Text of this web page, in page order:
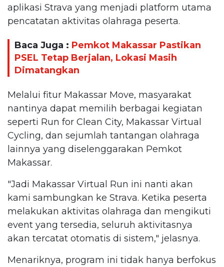
aplikasi Strava yang menjadi platform utama
pencatatan aktivitas olahraga peserta.
Baca Juga : Pemkot Makassar Pastikan
PSEL Tetap Berjalan, Lokasi Masih
Dimatangkan
Melalui fitur Makassar Move, masyarakat
nantinya dapat memilih berbagai kegiatan
seperti Run for Clean City, Makassar Virtual
Cycling, dan sejumlah tantangan olahraga
lainnya yang diselenggarakan Pemkot
Makassar.
"Jadi Makassar Virtual Run ini nanti akan
kami sambungkan ke Strava. Ketika peserta
melakukan aktivitas olahraga dan mengikuti
event yang tersedia, seluruh aktivitasnya
akan tercatat otomatis di sistem," jelasnya.
Menariknya, program ini tidak hanya berfokus